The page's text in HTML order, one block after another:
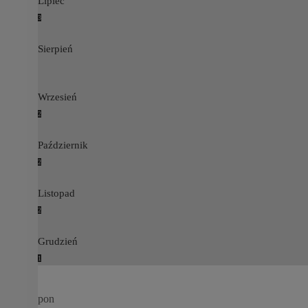
3
Sierpień
Wrzesień
2
Październik
2
Listopad
2
Grudzień
1
pon